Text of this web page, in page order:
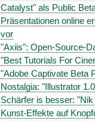
Catalyst" als Public
Präsentationen online
vor
"Axiis": Open-Source-
"Best Tutorials For
"Adobe Captivate Beta
Nostalgia: "Illustrator
Schärfer is besser:
Kunst-Effekte auf